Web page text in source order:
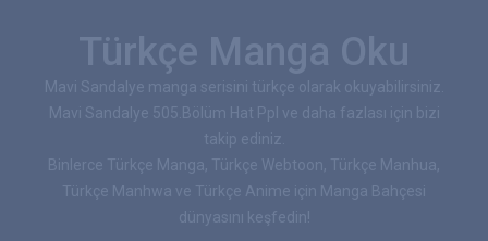
Türkçe Manga Oku
Mavi Sandalye manga serisini türkçe olarak okuyabilirsiniz.
Mavi Sandalye 505.Bölüm Hat Ppl ve daha fazlası için bizi
takip ediniz.
Binlerce Türkçe Manga, Türkçe Webtoon, Türkçe Manhua,
Türkçe Manhwa ve Türkçe Anime için Manga Bahçesi
dünyasını keşfedin!